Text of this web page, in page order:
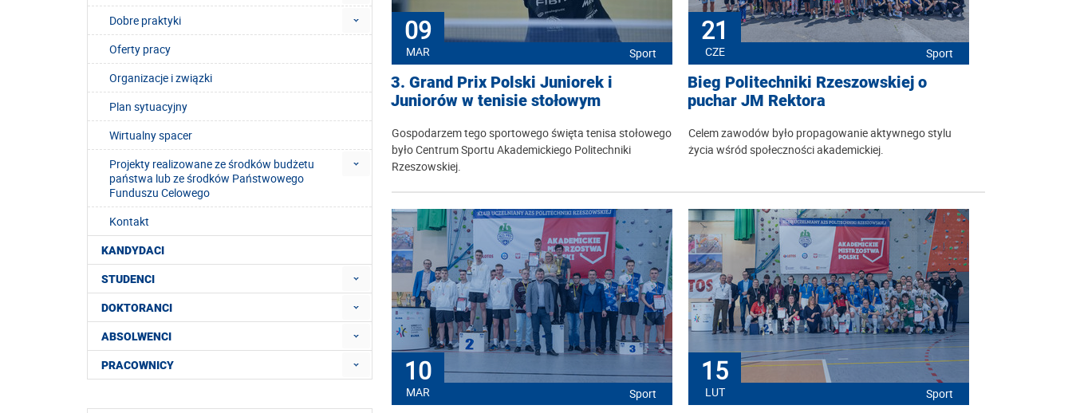
09
MAR Sport
3. Grand Prix Polski Juniorek i
Juniorów w tenisie stołowym
Gospodarzem tego sportowego święta tenisa stołowego
było Centrum Sportu Akademickiego Politechniki
Rzeszowskiej.
21
CZE Sport
Bieg Politechniki Rzeszowskiej o
puchar JM Rektora
Celem zawodów było propagowanie aktywnego stylu
życia wśród społeczności akademickiej.
10
MAR Sport
15
LUT Sport
Dobre praktyki
Oferty pracy
Organizacje i związki
Plan sytuacyjny
Wirtualny spacer
Projekty realizowane ze środków budżetu
państwa lub ze środków Państwowego
Funduszu Celowego
Kontakt
KANDYDACI
STUDENCI
DOKTORANCI
ABSOLWENCI
PRACOWNICY